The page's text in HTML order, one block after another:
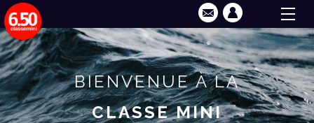
BIENVENUE À LA
CLASSE MINI